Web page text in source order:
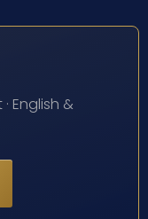
English &